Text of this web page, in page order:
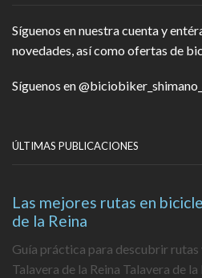
Síguenos en nuestra cuenta y
novedades, así como ofertas de
Síguenos en
ÚLTIMAS PUBLICACIONES
Las mejores rutas en
de la Reina
Guía práctica para descubrir rutas
Talavera de la Reina Talavera de